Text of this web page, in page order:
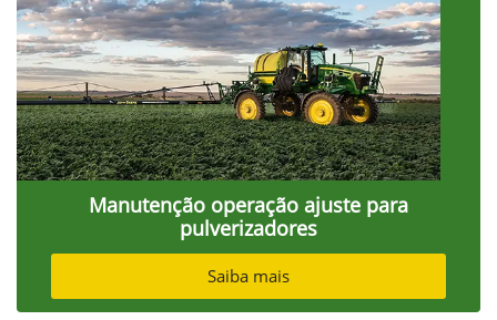
Manutenção operação ajuste para
pulverizadores
Saiba mais